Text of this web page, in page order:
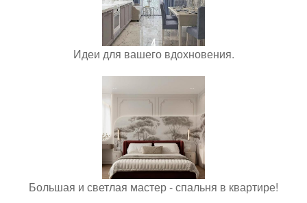
Идеи для вашего вдохновения.
Большая и светлая мастер - спальня в квартире!